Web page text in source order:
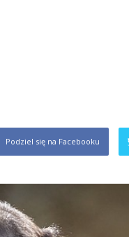
Podziel się na Facebooku